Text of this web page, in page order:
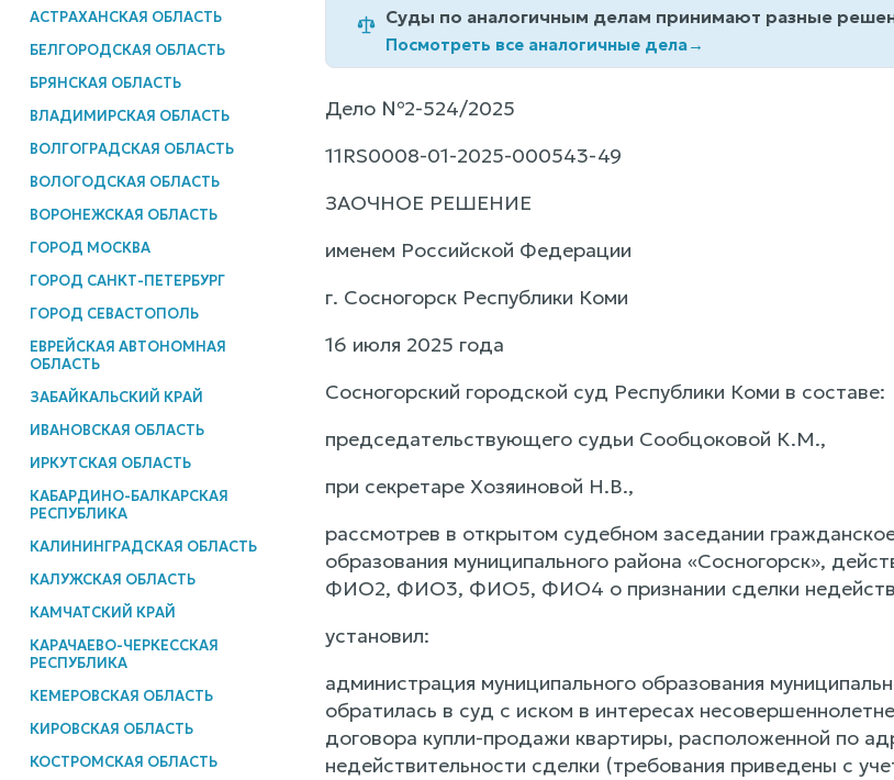
АСТРАХАНСКАЯ ОБЛАСТЬ
БЕЛГОРОДСКАЯ ОБЛАСТЬ
БРЯНСКАЯ ОБЛАСТЬ
ВЛАДИМИРСКАЯ ОБЛАСТЬ
ВОЛГОГРАДСКАЯ ОБЛАСТЬ
ВОЛОГОДСКАЯ ОБЛАСТЬ
ВОРОНЕЖСКАЯ ОБЛАСТЬ
ГОРОД МОСКВА
ГОРОД САНКТ-ПЕТЕРБУРГ
ГОРОД СЕВАСТОПОЛЬ
ЕВРЕЙСКАЯ АВТОНОМНАЯ
ОБЛАСТЬ
ЗАБАЙКАЛЬСКИЙ КРАЙ
ИВАНОВСКАЯ ОБЛАСТЬ
ИРКУТСКАЯ ОБЛАСТЬ
КАБАРДИНО-БАЛКАРСКАЯ
РЕСПУБЛИКА
КАЛИНИНГРАДСКАЯ ОБЛАСТЬ
КАЛУЖСКАЯ ОБЛАСТЬ
КАМЧАТСКИЙ КРАЙ
КАРАЧАЕВО-ЧЕРКЕССКАЯ
РЕСПУБЛИКА
КЕМЕРОВСКАЯ ОБЛАСТЬ
КИРОВСКАЯ ОБЛАСТЬ
КОСТРОМСКАЯ ОБЛАСТЬ
Суды по аналогичным делам принимают разные
Посмотреть все аналогичные дела→
Дело №2-524/2025
11RS0008-01-2025-000543-49
ЗАОЧНОЕ РЕШЕНИЕ
именем Российской Федерации
г. Сосногорск Республики Коми
16 июля 2025 года
Сосногорский городской суд Республики Коми в составе:
председательствующего судьи Сообцоковой К.М.,
при секретаре Хозяиновой Н.В.,
рассмотрев в открытом судебном заседании
образования муниципального района «Сосногорск»,
ФИО2, ФИО3, ФИО5, ФИО4 о признании сделки
установил:
администрация муниципального образования
обратилась в суд с иском в интересах
договора купли-продажи квартиры, расположенной по
недействительности сделки (требования приведены с